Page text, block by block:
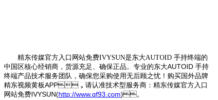
精东传媒官方入口网站免费IVYSUN是东大AUTOID 手持终端的
中国区核心经销商，货源充足、确保正品。专业的东大AUTOID 手持
终端产品技术服务团队，确保您采购使用无后顾之忧！购买国外品牌
精东视频黄板APP，请认准技术型服务商：精东传媒官方入口
网站免费IVYSUN(http://www.qf93.com)。